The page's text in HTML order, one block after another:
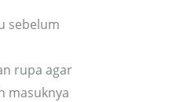
sebelum
rupa agar
masuknya